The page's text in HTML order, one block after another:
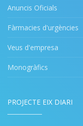
Anuncis Oficials
Fàrmacies d'urgències
Veus d'empresa
Monogràfics
PROJECTE EIX DIARI